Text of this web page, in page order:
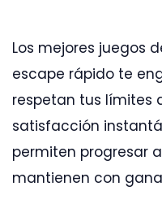
Los mejores juegos
escape rápido te
respetan tus límites
satisfacción
permiten progresar
mantienen con